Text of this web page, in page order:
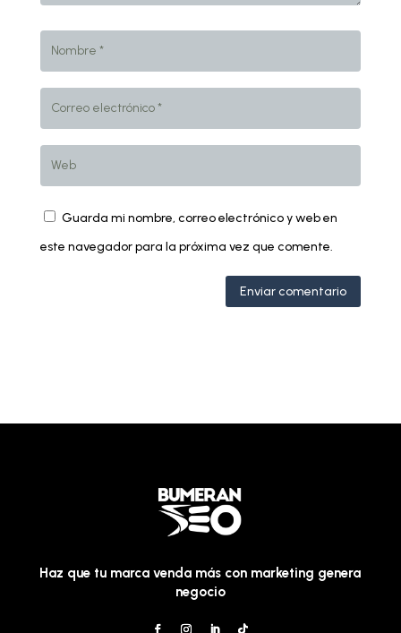
Guarda mi nombre, correo electrónico y web en
este navegador para la próxima vez que comente.
Enviar comentario
Haz que tu marca venda más con marketing genera
negocio